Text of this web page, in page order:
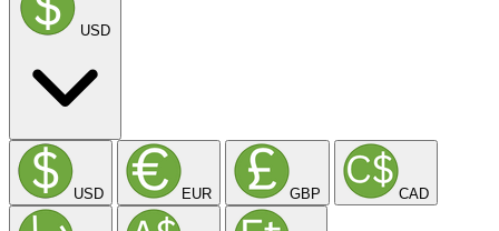
USD
USD EUR GBP CAD